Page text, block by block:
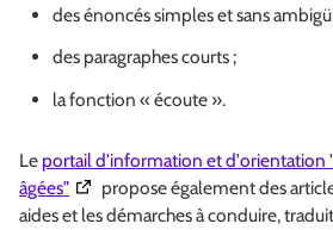
des énoncés simples et sans
des paragraphes courts ;
la fonction « écoute ».
Le portail d'information et d'orientation
âgées"(Ouverture dans une nouvelle
propose également des
aides et les démarches à conduire,